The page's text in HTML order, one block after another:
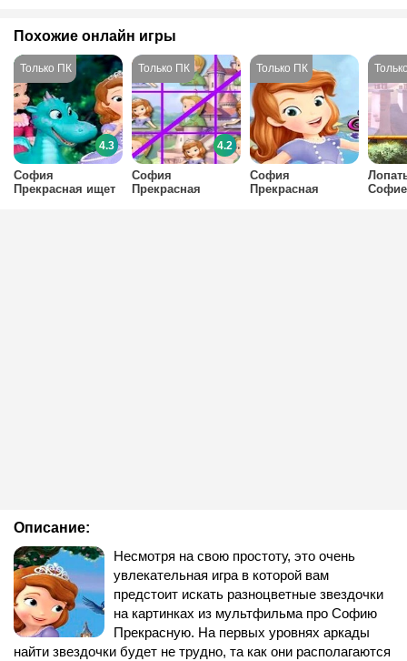
Описание:
Несмотря на свою простоту, это очень
увлекательная игра в которой вам
предстоит искать разноцветные звездочки
на картинках из мультфильма про Софию
Прекрасную. На первых уровнях аркады
найти звездочки будет не трудно, та как они располагаются
Похожие онлайн игры
София
Прекрасная ищет
4.3
София
Прекрасная
4.2
София
Прекрасная